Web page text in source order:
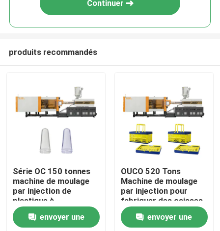
Maison
Produits
Au sujet de nous
Continuer
produits recommandés
Série OC 150 tonnes
machine de moulage
par injection de
plastique à
profondeur de cavité
et de grands produits
envoyer une
OUCO 520 Tons
Machine de moulage
par injection pour
fabriquer des caisses
en plastique
envoyer une